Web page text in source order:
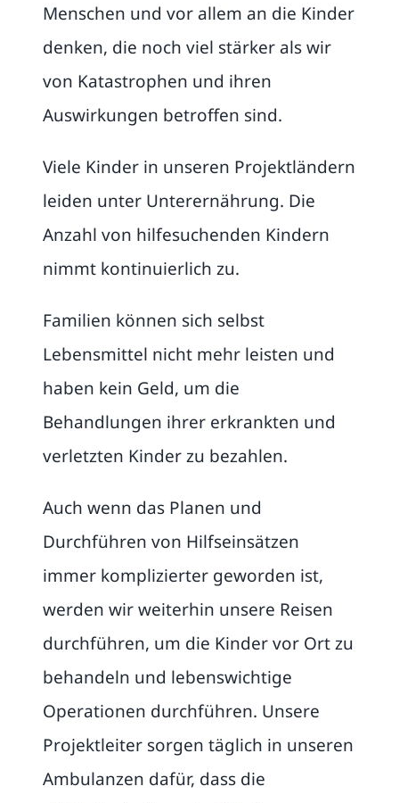
Menschen und vor allem an die Kinder
denken, die noch viel stärker als wir
von Katastrophen und ihren
Auswirkungen betroffen sind.
Viele Kinder in unseren Projektländern
leiden unter Unterernährung. Die
Anzahl von hilfesuchenden Kindern
nimmt kontinuierlich zu.
Familien können sich selbst
Lebensmittel nicht mehr leisten und
haben kein Geld, um die
Behandlungen ihrer erkrankten und
verletzten Kinder zu bezahlen.
Auch wenn das Planen und
Durchführen von Hilfseinsätzen
immer komplizierter geworden ist,
werden wir weiterhin unsere Reisen
durchführen, um die Kinder vor Ort zu
behandeln und lebenswichtige
Operationen durchführen. Unsere
Projektleiter sorgen täglich in unseren
Ambulanzen dafür, dass die